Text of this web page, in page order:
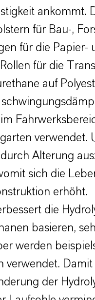
ankommt.
für Bau-,
für die Papier-
für die
auf
verwendet.
Alterung
sich die
erhöht.
die
basieren,
werden
verwendet.
der